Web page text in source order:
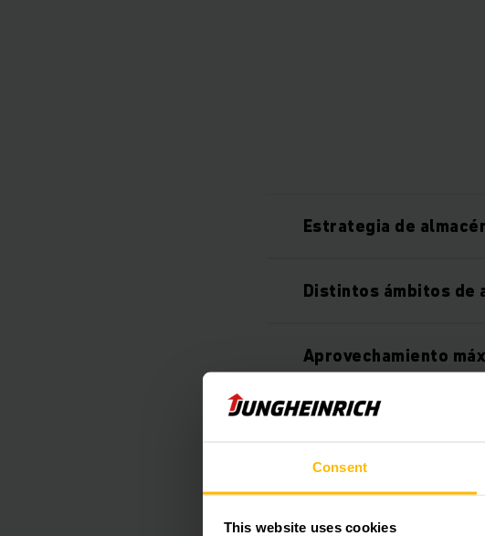
Consent
This website uses cookies
Estrategia de
Distintos ámbitos de
Aprovechamiento
Ahorros de costes